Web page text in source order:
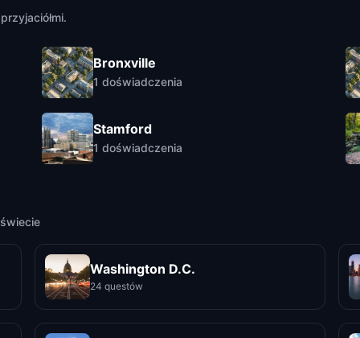
Bronxville
1 doświadczenia
Stamford
1 doświadczenia
Washington D.C.
24 questów